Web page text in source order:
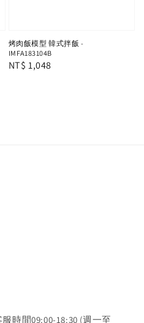
烤肉飯模型 韓式拌飯 -
IMFA183104B
Regular
NT$ 1,048
時間09:00-18:30 (週一至